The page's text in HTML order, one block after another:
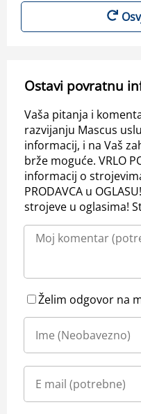
Ostavi povratnu
Vaša pitanja i
razvijanju Mascus
informacij, i na Vaš
brže moguće. VRLO
informacij o strojevima
PRODAVCA u
strojeve u oglasima!
Želim odgovor na